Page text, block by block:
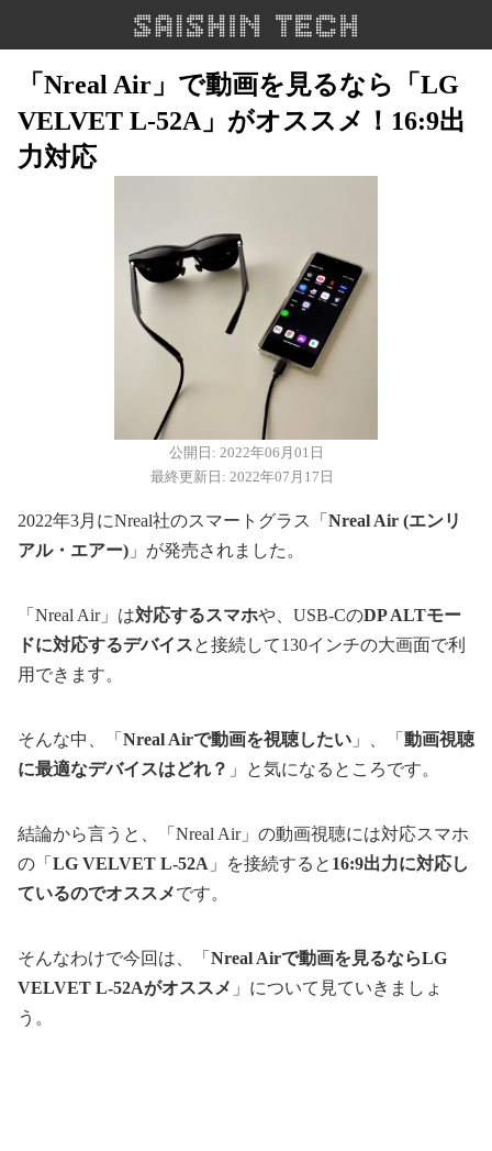
「Nreal Air」で動画を見るなら「LG
VELVET L-52A」がオススメ！16:9出
力対応
公開日: 2022年06月01日
最終更新日: 2022年07月17日
2022年3月にNreal社のスマートグラス「 Nreal Air (エンリ
アル・エアー) 」が発売されました。
「Nreal Air」は対応するスマホや、USB-CのDP ALTモー
ドに対応するデバイスと接続して130インチの大画面で利
用できます。
そんな中、「 Nreal Airで動画を視聴したい 」、「 動画視聴
に最適なデバイスはどれ？ 」と気になるところです。
結論から言うと、「Nreal Air」の動画視聴には対応スマホ
の「 LG VELVET L-52A 」を接続すると 16:9出力に対応し
ているのでオススメです。
そんなわけで今回は、「 Nreal Airで動画を見るならLG
VELVET L-52Aがオススメ 」について見ていきましょ
う。